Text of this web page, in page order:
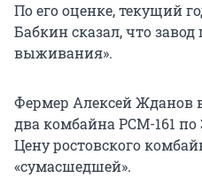
По его оценке, текущий
Бабкин сказал, что завод
выживания».
Фермер Алексей Жданов
два комбайна РСМ-161 по
Цену ростовского
«сумасшедшей».